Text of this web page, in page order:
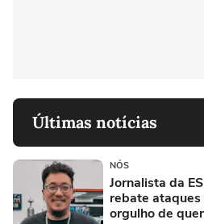
Últimas notícias
NÓS
Jornalista da
rebate
orgulho de